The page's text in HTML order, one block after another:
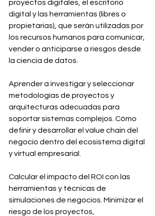
proyectos digitales, el escritorio
digital y las herramientas (libres o
propietarias), que serán utilizadas por
los recursos humanos para comunicar,
vender o anticiparse a riesgos desde
la ciencia de datos.
Aprender a investigar y seleccionar
metodologías de proyectos y
arquitecturas adecuadas para
soportar sistemas complejos. Cómo
definir y desarrollar el value chain del
negocio dentro del ecosistema digital
y virtual empresarial.
Calcular el impacto del ROI con las
herramientas y técnicas de
simulaciones de negocios. Minimizar el
riesgo de los proyectos,